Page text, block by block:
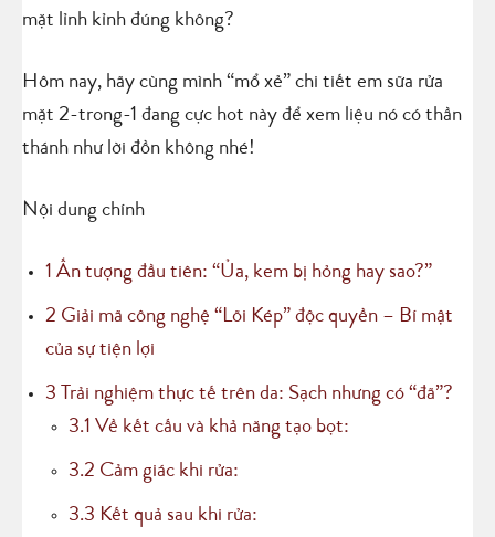
mặt lỉnh kỉnh đúng không?
Hôm nay, hãy cùng mình “mổ xẻ” chi tiết em sữa rửa
mặt 2-trong-1 đang cực hot này để xem liệu nó có thần
thánh như lời đồn không nhé!
Nội dung chính
1 Ấn tượng đầu tiên: “Ủa, kem bị hỏng hay sao?”
2 Giải mã công nghệ “Lõi Kép” độc quyền – Bí mật
của sự tiện lợi
3 Trải nghiệm thực tế trên da: Sạch nhưng có “đã”?
3.1 Về kết cấu và khả năng tạo bọt:
3.2 Cảm giác khi rửa:
3.3 Kết quả sau khi rửa: